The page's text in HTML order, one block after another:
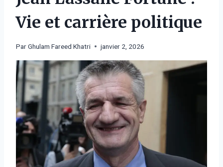
Vie et carrière politique
ParGhulam Fareed Khatri janvier 2, 2026